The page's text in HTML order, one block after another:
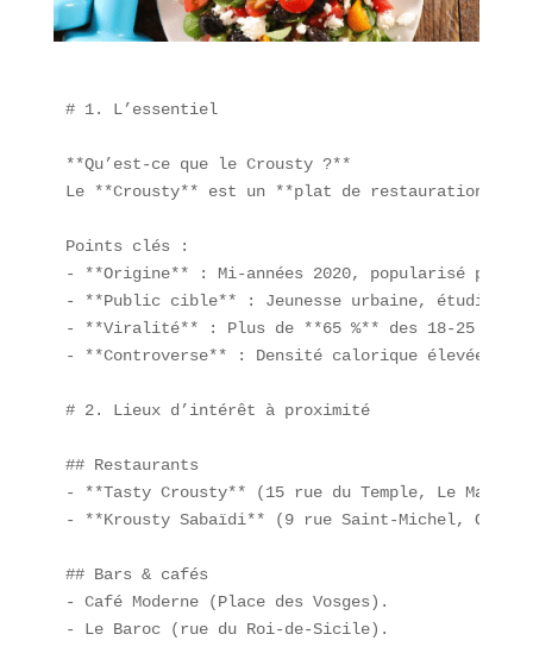
# 1. L’essentiel
**Qu’est-ce que le Crousty ?**
Le **Crousty** est un **plat de restauration
Points clés :
- **Origine** : Mi-années 2020, popularisé par
- **Public cible** : Jeunesse urbaine,
- **Viralité** : Plus de **65 %** des 18-25 ans
- **Controverse** : Densité calorique élevée,
# 2. Lieux d’intérêt à proximité
## Restaurants
- **Tasty Crousty** (15 rue du Temple, Le
- **Krousty Sabaïdi** (9 rue Saint-Michel,
## Bars & cafés
- Café Moderne (Place des Vosges).
- Le Baroc (rue du Roi-de-Sicile).